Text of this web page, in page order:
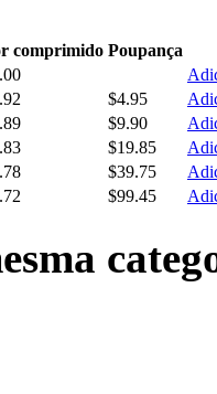
comprimido Poupança
$4.95
$9.90
$19.85
$39.75
$99.45